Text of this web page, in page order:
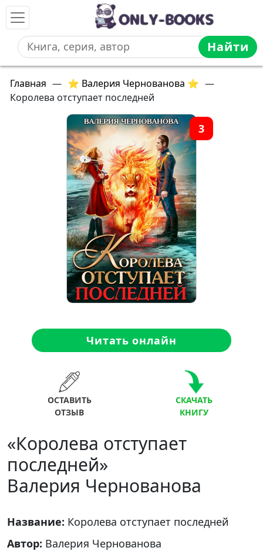
Найти
Главная — ⭐ Валерия Чернованова ⭐ —
Королева отступает последней
3
Читать онлайн
ОСТАВИТЬ
ОТЗЫВ
СКАЧАТЬ
КНИГУ
«Королева отступает
последней»
Валерия Чернованова
Название: Королева отступает последней
Автор: Валерия Чернованова